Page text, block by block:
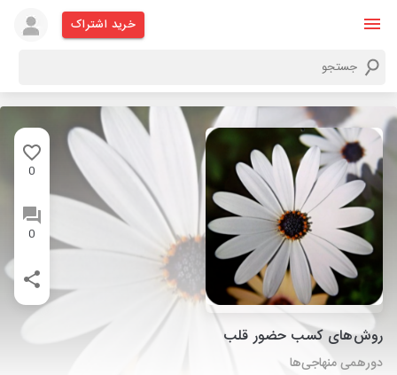
خرید اشتراک
0
0
روش‌های کسب حضور قلب
دورهمی منهاجی‌ها